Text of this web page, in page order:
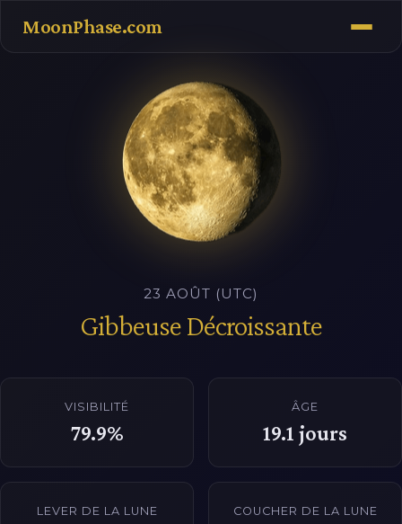
MoonPhase.com
23 AOÛT (UTC)
Gibbeuse Décroissante
VISIBILITÉ
79.9%
ÂGE
19.1 jours
LEVER DE LA LUNE COUCHER DE LA LUNE